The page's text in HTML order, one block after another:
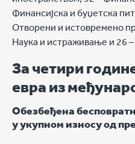
Финансијска и буџетска
Отворени и истовремено
Наука и истраживање и 26
За четири
евра из
Обезбеђена
у укупном износу од